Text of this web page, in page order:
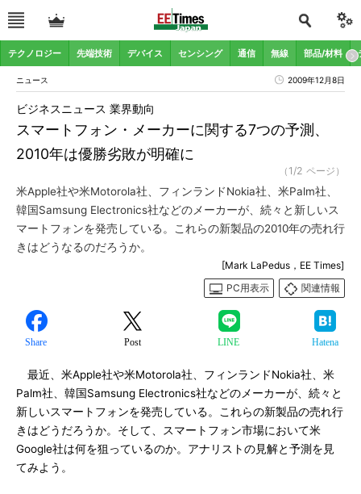
テクノロジー 先端技術 デバイス センシング 通信 無線 部品/材料
ニュース 2009年12月8日
スマートフォン・メーカーに関する7つの予測、
2010年は優勝劣敗が明確に
ビジネスニュース 業界動向
（1/2 ページ）
米Apple社や米Motorola社、フィンランドNokia社、米Palm社、
韓国Samsung Electronics社などのメーカーが、続々と新しいス
マートフォンを発売している。これらの新製品の2010年の売れ行
きはどうなるのだろうか。
[Mark LaPedus，EE Times]
PC用表示
関連情報
Share Post LINE Hatena
最近、米Apple社や米Motorola社、フィンランドNokia社、米
Palm社、韓国Samsung Electronics社などのメーカーが、続々と
新しいスマートフォンを発売している。これらの新製品の売れ行
きはどうだろうか。そして、スマートフォン市場において米
Google社は何を狙っているのか。アナリストの見解と予測を見
てみよう。